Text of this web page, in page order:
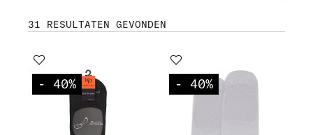
Maat
Kleuren
31 RESULTATEN GEVONDEN
- 40% - 40%